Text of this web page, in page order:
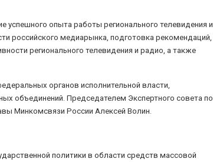
успешного опыта работы регионального телевидения и
российского медиарынка, подготовка рекомендаций,
регионального телевидения и радио, а также
органов исполнительной власти,
объединений. Председателем Экспертного совета по
Минкомсвязи России Алексей Волин.
политики в области средств массовой